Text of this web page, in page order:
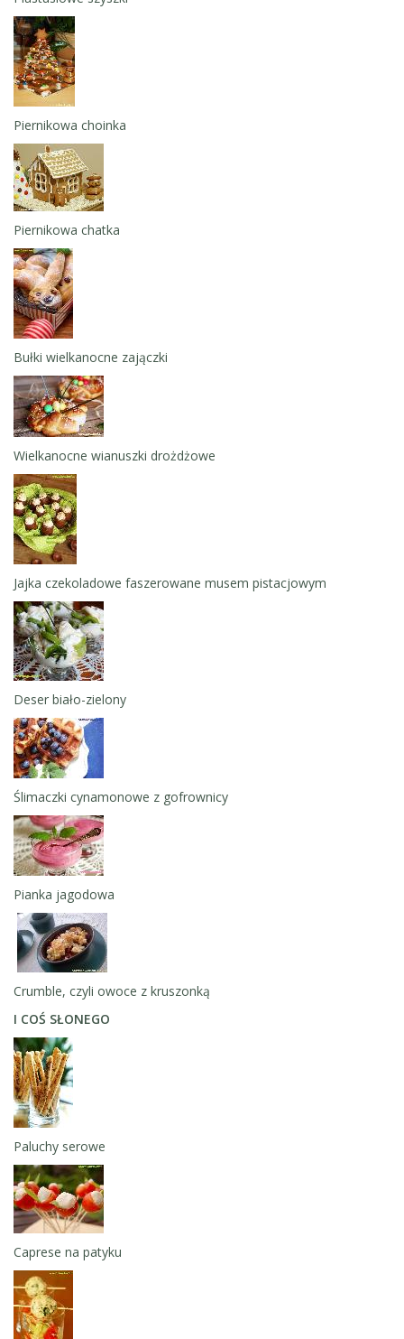
Piernikowa choinka
Piernikowa chatka
Bułki wielkanocne zajączki
Wielkanocne wianuszki drożdżowe
Jajka czekoladowe faszerowane musem pistacjowym
Deser biało-zielony
Ślimaczki cynamonowe z gofrownicy
Pianka jagodowa
Crumble, czyli owoce z kruszonką
I COŚ SŁONEGO
Paluchy serowe
Caprese na patyku